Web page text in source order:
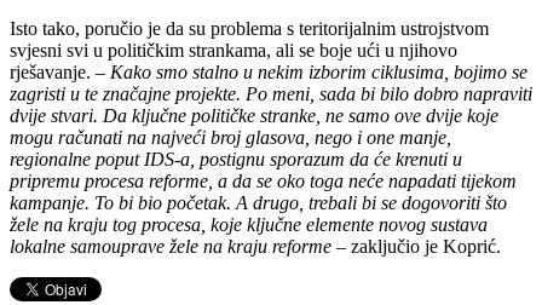
Isto tako, poručio je da su problema s teritorijalnim ustrojstvom
svjesni svi u političkim strankama, ali se boje ući u njihovo
rješavanje. – Kako smo stalno u nekim izborim ciklusima, bojimo se
zagristi u te značajne projekte. Po meni, sada bi bilo dobro napraviti
dvije stvari. Da ključne političke stranke, ne samo ove dvije koje
mogu računati na najveći broj glasova, nego i one manje,
regionalne poput IDS-a, postignu sporazum da će krenuti u
pripremu procesa reforme, a da se oko toga neće napadati tijekom
kampanje. To bi bio početak. A drugo, trebali bi se dogovoriti što
žele na kraju tog procesa, koje ključne elemente novog sustava
lokalne samouprave žele na kraju reforme – zaključio je Koprić.